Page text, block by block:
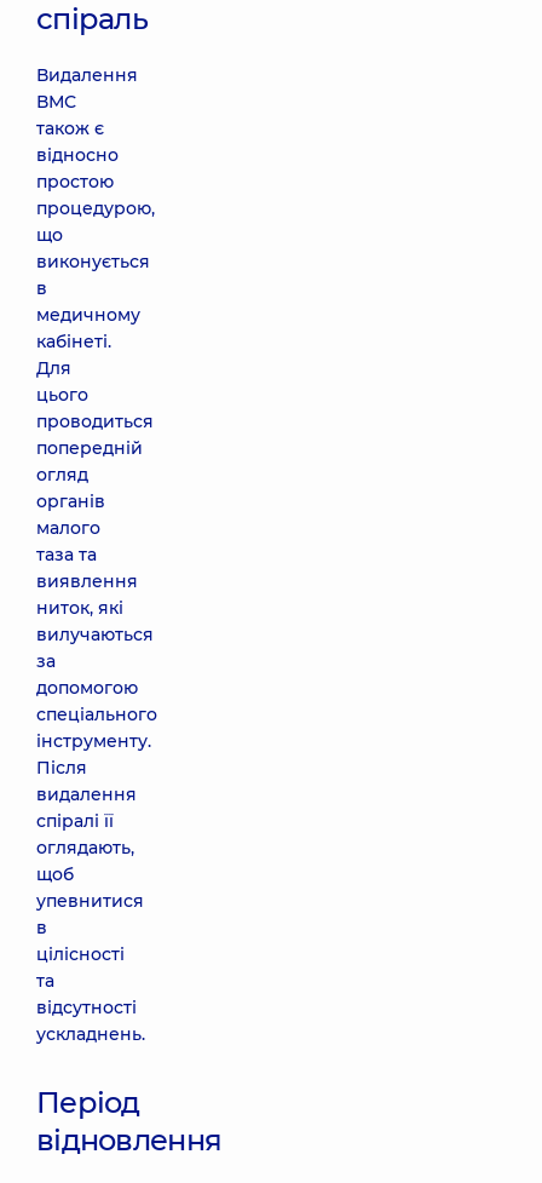
спіраль
Видалення
ВМС
також є
відносно
простою
процедурою,
що
виконується
в
медичному
кабінеті.
Для
цього
проводиться
попередній
огляд
органів
малого
таза та
виявлення
ниток, які
вилучаються
за
допомогою
спеціального
інструменту.
Після
видалення
спіралі її
оглядають,
щоб
упевнитися
в
цілісності
та
відсутності
ускладнень.
Період
відновлення